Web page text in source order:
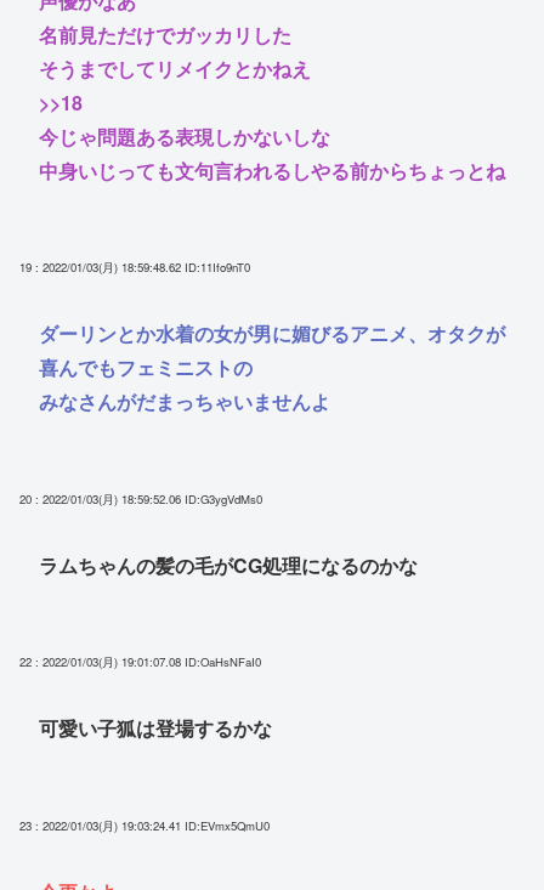
名前見ただけでガッカリした
そうまでしてリメイクとかねえ
>>18
今じゃ問題ある表現しかないしな
中身いじっても文句言われるしやる前からちょっとね
19 : 2022/01/03(月) 18:59:48.62 ID:11Ifo9nT0
ダーリンとか水着の女が男に媚びるアニメ、オタクが
喜んでもフェミニストの
みなさんがだまっちゃいませんよ
20 : 2022/01/03(月) 18:59:52.06 ID:G3ygVdMs0
ラムちゃんの髪の毛がCG処理になるのかな
22 : 2022/01/03(月) 19:01:07.08 ID:OaHsNFaI0
可愛い子狐は登場するかな
23 : 2022/01/03(月) 19:03:24.41 ID:EVmx5QmU0